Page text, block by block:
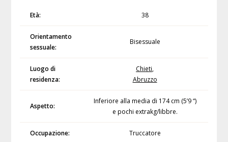
Età: 38
Orientamento
sessuale:
Bisessuale
Luogo di
residenza:
Chieti,
Abruzzo
Aspetto:
Inferiore alla media di 174 cm (5’9 “)
e pochi extrakg/libbre.
Occupazione: Truccatore